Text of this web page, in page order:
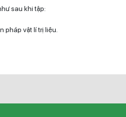
sau khi tập:
pháp vật lí trị liệu.